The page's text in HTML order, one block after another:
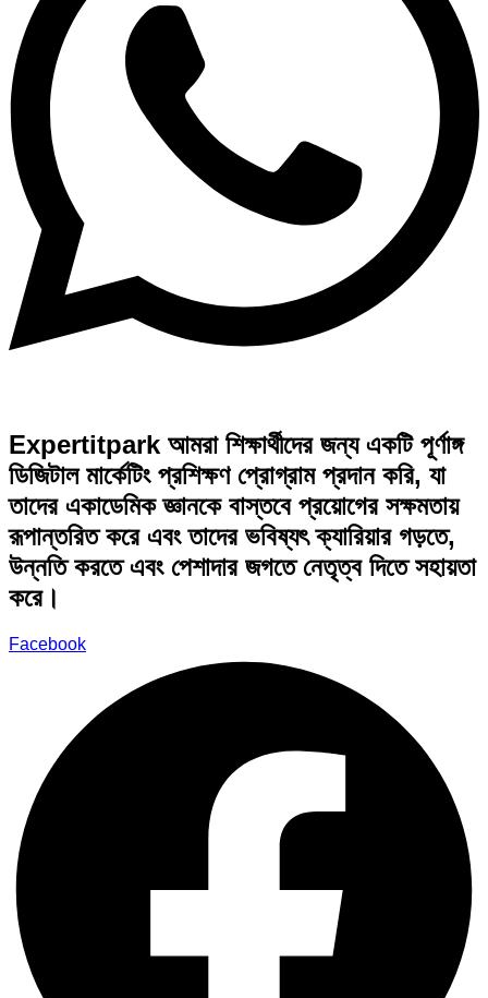
Expertitpark আমরা শিক্ষার্থীদের জন্য একটি পূর্ণাঙ্গ
ডিজিটাল মার্কেটিং প্রশিক্ষণ প্রোগ্রাম প্রদান করি, যা
তাদের একাডেমিক জ্ঞানকে বাস্তবে প্রয়োগের সক্ষমতায়
রূপান্তরিত করে এবং তাদের ভবিষ্যৎ ক্যারিয়ার গড়তে,
উন্নতি করতে এবং পেশাদার জগতে নেতৃত্ব দিতে সহায়তা
করে।
Facebook